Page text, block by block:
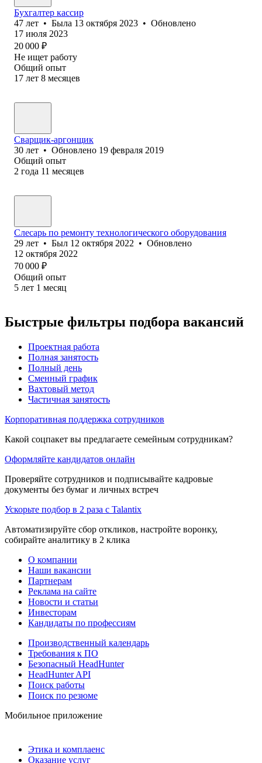
Бухгалтер кассир
47 лет • Была 13 октября 2023 • Обновлено
17 июля 2023
20 000 ₽
Не ищет работу
Общий опыт
17 лет 8 месяцев
Сварщик-аргонщик
30 лет • Обновлено 19 февраля 2019
Общий опыт
2 года 11 месяцев
Слесарь по ремонту технологического оборудования
29 лет • Был 12 октября 2022 • Обновлено
12 октября 2022
70 000 ₽
Общий опыт
5 лет 1 месяц
Быстрые фильтры подбора вакансий
Проектная работа
Полная занятость
Полный день
Сменный график
Вахтовый метод
Частичная занятость
Корпоративная поддержка сотрудников
Какой соцпакет вы предлагаете семейным сотрудникам?
Оформляйте кандидатов онлайн
Проверяйте сотрудников и подписывайте кадровые
документы без бумаг и личных встреч
Ускорьте подбор в 2 раза с Talantix
Автоматизируйте сбор откликов, настройте воронку,
собирайте аналитику в 2 клика
О компании
Наши вакансии
Партнерам
Реклама на сайте
Новости и статьи
Инвесторам
Кандидаты по профессиям
Производственный календарь
Требования к ПО
Безопасный HeadHunter
HeadHunter API
Поиск работы
Поиск по резюме
Мобильное приложение
Этика и комплаенс
Оказание услуг